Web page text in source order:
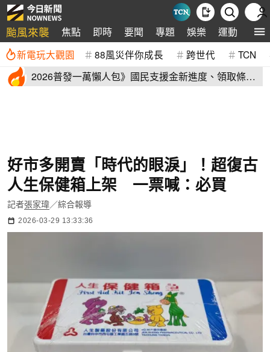
颱風來襲 焦點 即時 要聞 專題 娛樂 運動 全球
新電玩大觀園 88風災伴你成長 跨世代 TCN
2026普發一萬懶人包》國民支援金新進度、領取條
好市多開賣「時代的眼淚」！超復古
人生保健箱上架 一票喊：必買
記者張家瑋／綜合報導
2026-03-29 13:33:36